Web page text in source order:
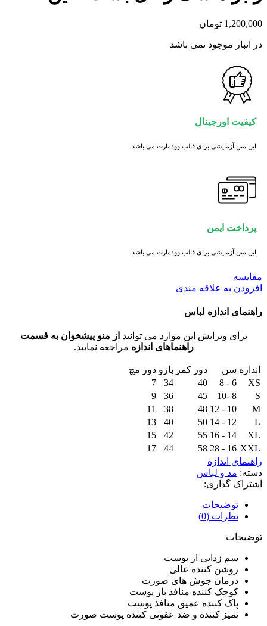
1,200,000 تومان
در انبار موجود نمی باشد
کیفیت اورجینال
این متن آزمایشی برای قالب وودمارت می باشد
پرداخت ایمن
این متن آزمایشی برای قالب وودمارت می باشد
مقايسه
افزودن به علاقه مندی
راهنمای اندازه لباس
برای ویرایش این موارد می توانید از منو پیشخوان به قسمت
راهنماهای اندازه مراجعه نمایید.
اندازه سن دور کمر بازو دور مچ
XS
6 - 8
40
34
7
S
8 -10
45
36
9
M
10 - 12
48
38
11
L
12 - 14
50
40
13
XL
14 - 16
55
42
15
XXL
16 - 28
58
44
17
راهنمای اندازه
دسته: مد و لباس
اشتراک گذاری:
توضیحات
نظرات (0)
توضیحات
سم زدایی از پوست
روشن کننده عالی
درمان جوش های صورت
کوچک کننده منافذ باز پوست
پاک کننده عمیق منافذ پوست
تمیز کننده و ضد عفونی کننده پوست صورت